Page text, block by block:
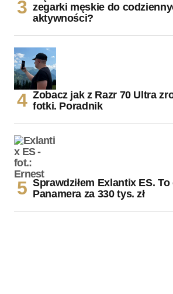
zegarki męskie do
aktywności?
Zobacz jak z Razr 70 Ultra
fotki. Poradnik
Sprawdziłem Exlantix ES.
Panamera za 330 tys. zł